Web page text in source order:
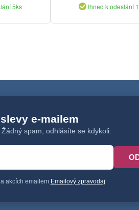
5ks Ihned k odeslání
e-mailem
spam, odhlásíte se kdykoli.
akcích emailem Emailový zpravodaj